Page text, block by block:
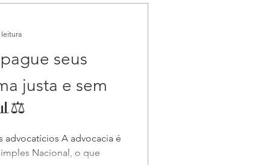
seus
justa e sem
advocatícios A advocacia é
leitura